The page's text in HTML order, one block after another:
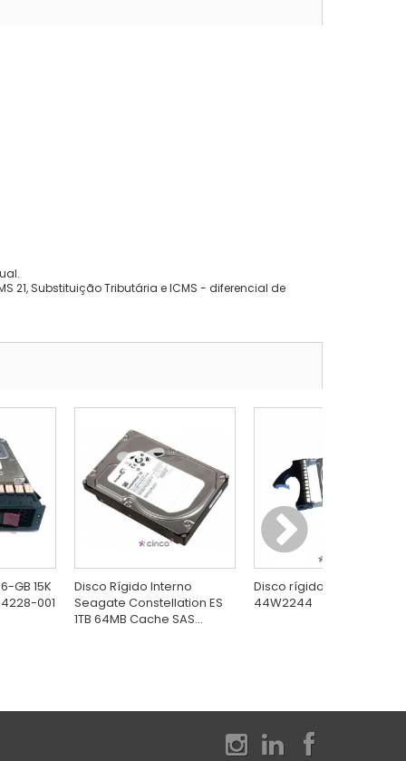
21, Substituição Tributária e ICMS - diferencial de
GB 15K
001
Disco Rígido Interno
Seagate Constellation ES
1TB 64MB Cache SAS...
Disco rígido IBM GB
44W2244